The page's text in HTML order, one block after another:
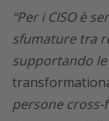
“Per i CISO è
sfumature tra
supportando
persone